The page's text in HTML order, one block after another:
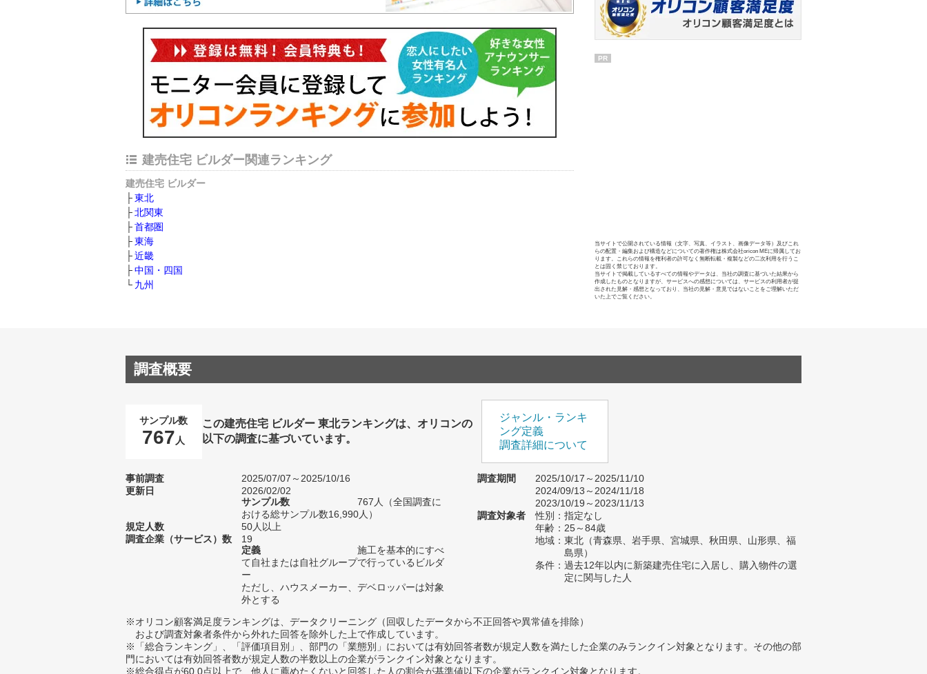
建売住宅 ビルダー関連ランキング
建売住宅 ビルダー
東北
北関東
首都圏
東海
近畿
中国・四国
九州
PR
当サイトで公開されている情報（文字、写真、イラスト、画像データ等）及びこれ
らの配置・編集および構造などについての著作権は株式会社oricon MEに帰属してお
ります。これらの情報を権利者の許可なく無断転載・複製などの二次利用を行うこ
とは固く禁じております。
当サイトで掲載しているすべての情報やデータは、当社の調査に基づいた結果から
作成したものとなりますが、サービスへの感想については、サービスの利用者が提
出された見解・感想となっており、当社の見解・意見ではないことをご理解いただ
いた上でご覧ください。
調査概要
サンプル数
767 人
この建売住宅 ビルダー 東北ランキングは、オリコンの
以下の調査に基づいています。
ジャンル・ランキ
ング定義
調査詳細について
事前調査
2025/07/07～2025/10/16
更新日
2026/02/02
サンプル数
767人（全国調査に
おける総サンプル数16,990人）
規定人数
50人以上
調査企業（サービス）数
19
定義
施工を基本的にすべ
て自社または自社グループで行っているビルダ
ー
ただし、ハウスメーカー、デベロッパーは対象
外とする
調査期間
2025/10/17～2025/11/10
2024/09/13～2024/11/18
2023/10/19～2023/11/13
調査対象者
性別：指定なし
年齢：25～84歳
地域：東北（青森県、岩手県、宮城県、秋田県、山形県、福
島県）
条件：過去12年以内に新築建売住宅に入居し、購入物件の選
定に関与した人
※オリコン顧客満足度ランキングは、データクリーニング（回収したデータから不正回答や異常値を排除）
および調査対象者条件から外れた回答を除外した上で作成しています。
※「総合ランキング」、「評価項目別」、部門の「業態別」においては有効回答者数が規定人数を満たした企業のみランクイン対象となります。その他の部
門においては有効回答者数が規定人数の半数以上の企業がランクイン対象となります。
※総合得点が60.0点以上で、他人に薦めたくないと回答した人の割合が基準値以下の企業がランクイン対象となります。